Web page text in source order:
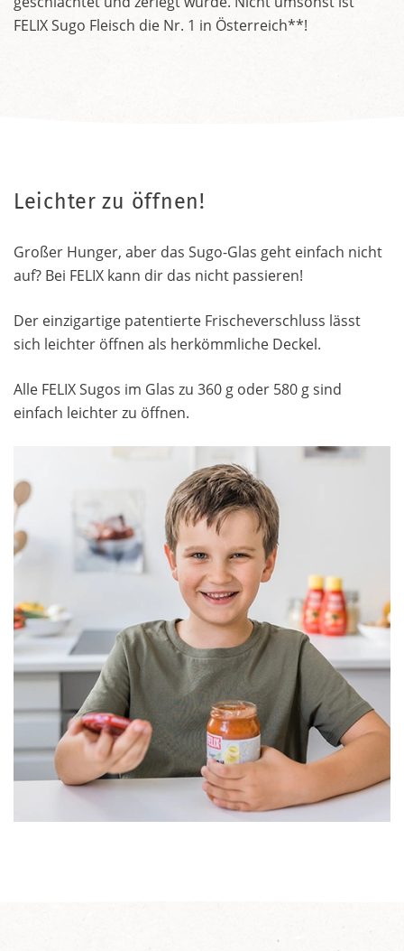
FELIX Sugo Fleisch die Nr. 1 in Österreich**!
Leichter zu öffnen!
Großer Hunger, aber das Sugo-Glas geht einfach nicht
auf? Bei FELIX kann dir das nicht passieren!
Der einzigartige patentierte Frischeverschluss lässt
sich leichter öffnen als herkömmliche Deckel.
Alle FELIX Sugos im Glas zu 360 g oder 580 g sind
einfach leichter zu öffnen.